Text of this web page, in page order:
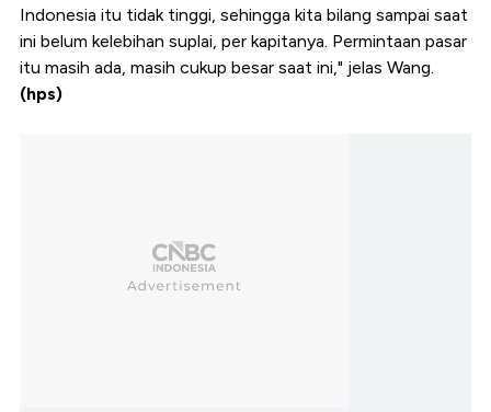
Indonesia itu tidak tinggi, sehingga kita bilang sampai saat
ini belum kelebihan suplai, per kapitanya. Permintaan pasar
itu masih ada, masih cukup besar saat ini," jelas Wang.
(hps)